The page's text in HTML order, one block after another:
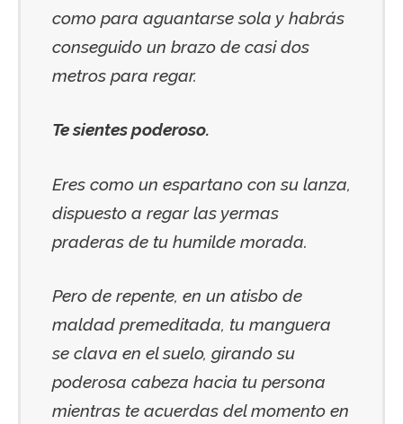
como para aguantarse sola y habrás
conseguido un brazo de casi dos
metros para regar.
Te sientes poderoso.
Eres como un espartano con su lanza,
dispuesto a regar las yermas
praderas de tu humilde morada.
Pero de repente, en un atisbo de
maldad premeditada, tu manguera
se clava en el suelo, girando su
poderosa cabeza hacia tu persona
mientras te acuerdas del momento en